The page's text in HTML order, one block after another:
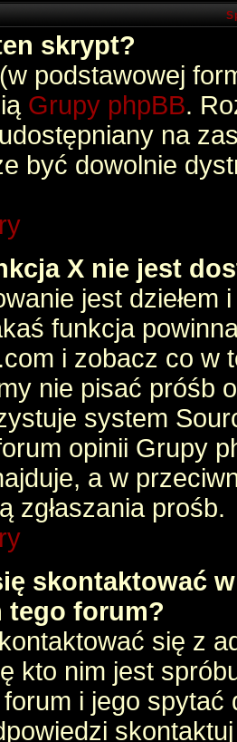
skrypt?
podstawowej
Grupy phpBB.
na
być dowolnie
X nie jest
jest dziełem
funkcja
i zobacz co w
nie pisać próśb
system
opinii Grupy
a w
zgłaszania prośb.
skontaktować
tego forum?
się z
kto nim jest
i jego